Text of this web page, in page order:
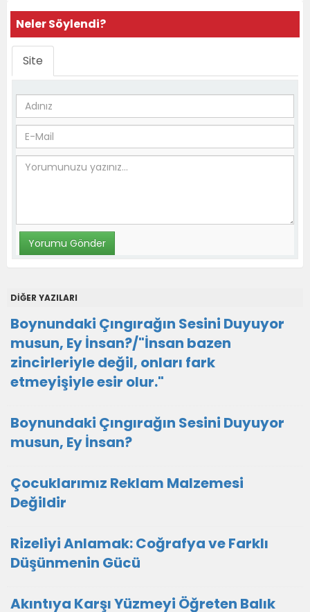
Neler Söylendi?
Site
DİĞER YAZILARI
Boynundaki Çıngırağın Sesini Duyuyor
musun, Ey İnsan?/"İnsan bazen
zincirleriyle değil, onları fark
etmeyişiyle esir olur."
Boynundaki Çıngırağın Sesini Duyuyor
musun, Ey İnsan?
Çocuklarımız Reklam Malzemesi
Değildir
Rizeliyi Anlamak: Coğrafya ve Farklı
Düşünmenin Gücü
Akıntıya Karşı Yüzmeyi Öğreten Balık